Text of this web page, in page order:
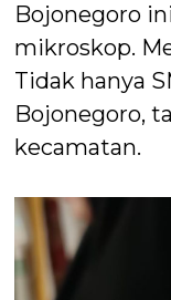
Bojonegoro
mikroskop.
Tidak hanya
Bojonegoro,
kecamatan.